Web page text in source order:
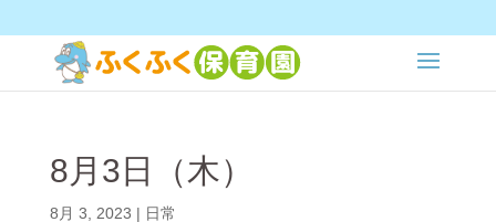
8月3日（木）
8月 3, 2023 | 日常